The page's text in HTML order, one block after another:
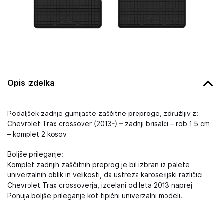
Opis izdelka
Podaljšek zadnje gumijaste zaščitne preproge, združljiv z:
Chevrolet Trax crossover (2013-) – zadnji brisalci – rob 1,5 cm
– komplet 2 kosov
Boljše prileganje:
Komplet zadnjih zaščitnih preprog je bil izbran iz palete
univerzalnih oblik in velikosti, da ustreza karoserijski različici
Chevrolet Trax crossoverja, izdelani od leta 2013 naprej.
Ponuja boljše prileganje kot tipični univerzalni modeli.